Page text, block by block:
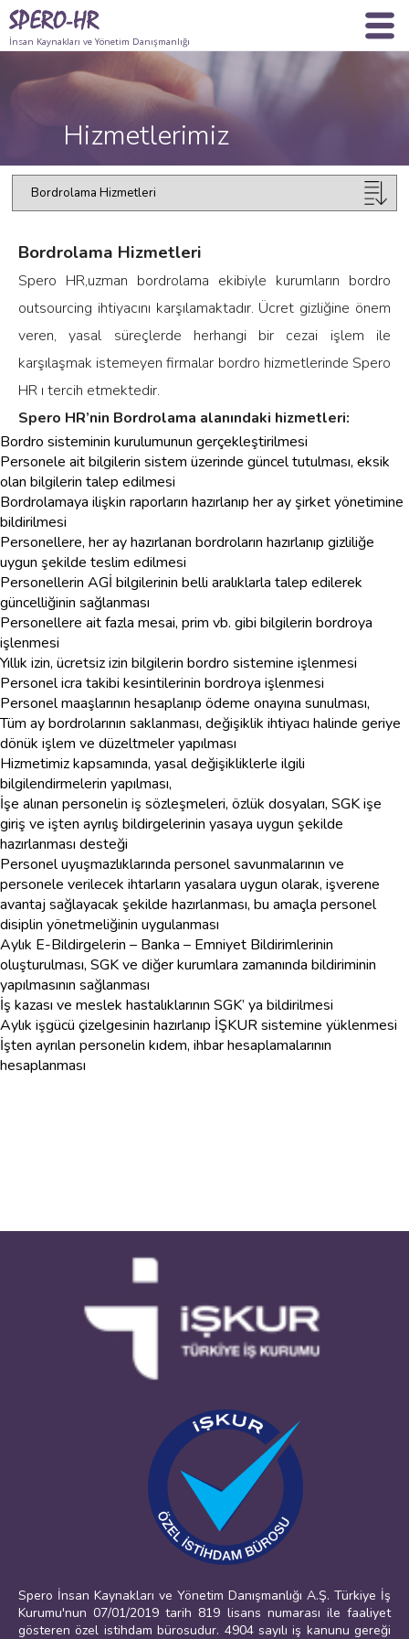
İnsan Kaynakları ve Yönetim Danışmanlığı
Hizmetlerimiz
Bordrolama Hizmetleri
Spero HR,uzman bordrolama ekibiyle kurumların bordro
outsourcing ihtiyacını karşılamaktadır. Ücret gizliğine önem
veren, yasal süreçlerde herhangi bir cezai işlem ile
karşılaşmak istemeyen firmalar bordro hizmetlerinde Spero
HR ı tercih etmektedir.
Spero HR’nin Bordrolama alanındaki hizmetleri:
Bordro sisteminin kurulumunun gerçekleştirilmesi
Personele ait bilgilerin sistem üzerinde güncel tutulması, eksik
olan bilgilerin talep edilmesi
Bordrolamaya ilişkin raporların hazırlanıp her ay şirket yönetimine
bildirilmesi
Personellere, her ay hazırlanan bordroların hazırlanıp gizliliğe
uygun şekilde teslim edilmesi
Personellerin AGİ bilgilerinin belli aralıklarla talep edilerek
güncelliğinin sağlanması
Personellere ait fazla mesai, prim vb. gibi bilgilerin bordroya
işlenmesi
Yıllık izin, ücretsiz izin bilgilerin bordro sistemine işlenmesi
Personel icra takibi kesintilerinin bordroya işlenmesi
Personel maaşlarının hesaplanıp ödeme onayına sunulması,
Tüm ay bordrolarının saklanması, değişiklik ihtiyacı halinde geriye
dönük işlem ve düzeltmeler yapılması
Hizmetimiz kapsamında, yasal değişikliklerle ilgili
bilgilendirmelerin yapılması,
İşe alınan personelin iş sözleşmeleri, özlük dosyaları, SGK işe
giriş ve işten ayrılış bildirgelerinin yasaya uygun şekilde
hazırlanması desteği
Personel uyuşmazlıklarında personel savunmalarının ve
personele verilecek ihtarların yasalara uygun olarak, işverene
avantaj sağlayacak şekilde hazırlanması, bu amaçla personel
disiplin yönetmeliğinin uygulanması
Aylık E-Bildirgelerin – Banka – Emniyet Bildirimlerinin
oluşturulması, SGK ve diğer kurumlara zamanında bildiriminin
yapılmasının sağlanması
İş kazası ve meslek hastalıklarının SGK’ ya bildirilmesi
Aylık işgücü çizelgesinin hazırlanıp İŞKUR sistemine yüklenmesi
İşten ayrılan personelin kıdem, ihbar hesaplamalarının
hesaplanması
Spero İnsan Kaynakları ve Yönetim Danışmanlığı A.Ş. Türkiye İş
Kurumu'nun 07/01/2019 tarih 819 lisans numarası ile faaliyet
gösteren özel istihdam bürosudur. 4904 sayılı iş kanunu gereği